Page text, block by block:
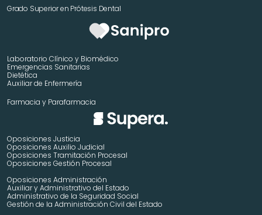
Grado Superior en Prótesis Dental
Laboratorio Clínico y Biomédico
Emergencias Sanitarias
Dietética
Auxiliar de Enfermería
Farmacia y Parafarmacia
Oposiciones Justicia
Oposiciones Auxilio Judicial
Oposiciones Tramitación Procesal
Oposiciones Gestión Procesal
Oposiciones Administración
Auxiliar y Administrativo del Estado
Administrativo de la Seguridad Social
Gestión de la Administración Civil del Estado